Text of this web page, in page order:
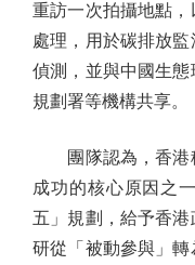
重訪一次拍攝地點
處理，用於碳排放
偵測，並與中國生
規劃署等機構共享。
團隊認為，香港
成功的核心原因之
五」規劃，給予香
研從「被動參與」